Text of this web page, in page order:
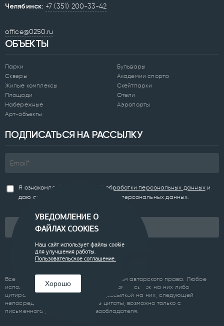
Челябинск: +7 (351) 200-33-42
office@0250.ru
ОБЪЕКТЫ
Парки
Скверы
Жилые комплексы
Площади
Набережные
Арт-объекты
Бульвары
Академии спорта
Скейтпарки
Отели
Аэропорты
ПОДПИСАТЬСЯ НА РАССЫЛКУ
Я ознакомлен(а) с Политикой обработки персональных данныхи
даю согласие на обработку моих персональных данных.
Подписаться
Все материалы сайта являются объектом авторского права. Любое
использование материалов сайта, кроме ссылок на них либо
цитирование с обязательной гиперссылкой на них, следующей
непосредственно до либо после цитаты, возможно только с
письменного разрешения правообладателя.
УВЕДОМЛЕНИЕ О
ФАЙЛАХ COOKIES
Наш сайт использует файлы cookie
для улучшения работы.
Пользовательское соглашение.
Хорошо